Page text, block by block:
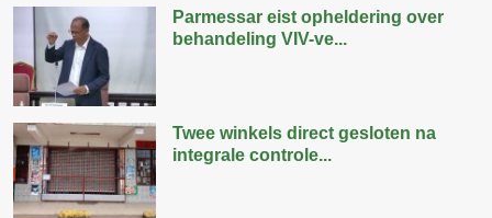
Parmessar eist opheldering over
behandeling VIV-ve...
Twee winkels direct gesloten na
integrale controle...